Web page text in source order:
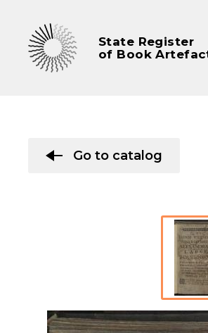
State Register
of Book
Go to catalog